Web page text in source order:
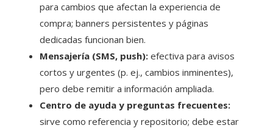
para cambios que afectan la experiencia de
compra; banners persistentes y páginas
dedicadas funcionan bien.
Mensajería (SMS, push): efectiva para avisos
cortos y urgentes (p. ej., cambios inminentes),
pero debe remitir a información ampliada.
Centro de ayuda y preguntas frecuentes:
sirve como referencia y repositorio; debe estar